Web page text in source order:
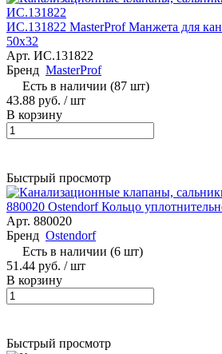
ИС.131822 MasterProf Манжета для
50х32
Арт. ИС.131822
Бренд MasterProf
Есть в наличии (87 шт)
43.88 руб. / шт
В корзину
Быстрый просмотр
880020 Ostendorf Кольцо
Арт. 880020
Бренд Ostendorf
Есть в наличии (6 шт)
51.44 руб. / шт
В корзину
Быстрый просмотр